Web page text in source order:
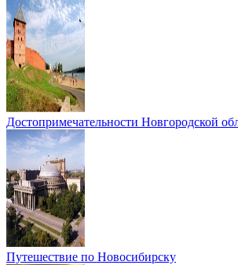
Достопримечательности Новгородской
Путешествие по Новосибирску